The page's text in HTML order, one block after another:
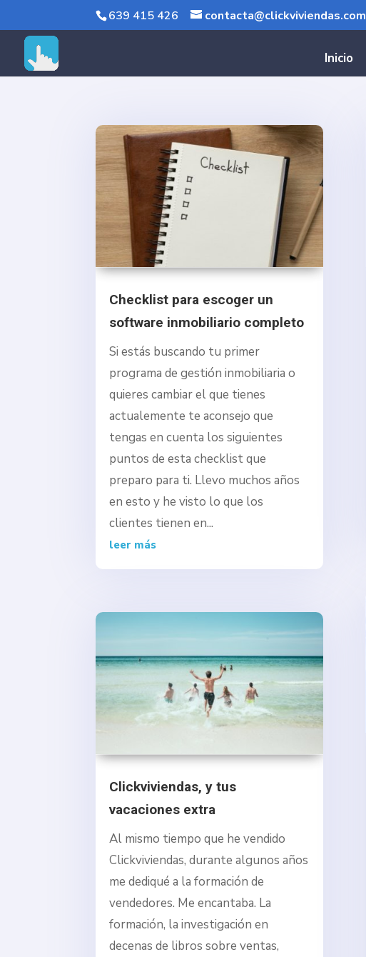
639 415 426 contacta@clickviviendas.com
Inicio
Checklist para escoger un
software inmobiliario completo
Si estás buscando tu primer
programa de gestión inmobiliaria o
quieres cambiar el que tienes
actualemente te aconsejo que
tengas en cuenta los siguientes
puntos de esta checklist que
preparo para ti. Llevo muchos años
en esto y he visto lo que los
clientes tienen en...
leer más
Clickviviendas, y tus
vacaciones extra
Al mismo tiempo que he vendido
Clickviviendas, durante algunos años
me dediqué a la formación de
vendedores. Me encantaba. La
formación, la investigación en
decenas de libros sobre ventas,